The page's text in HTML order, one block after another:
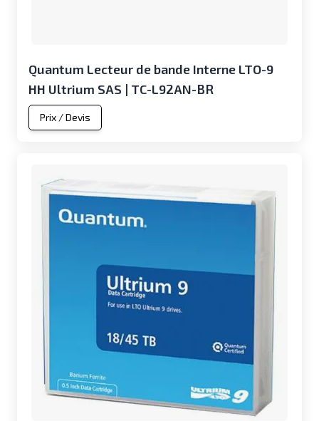
Quantum Lecteur de bande Interne LTO-9
HH Ultrium SAS | TC-L92AN-BR
Prix / Devis